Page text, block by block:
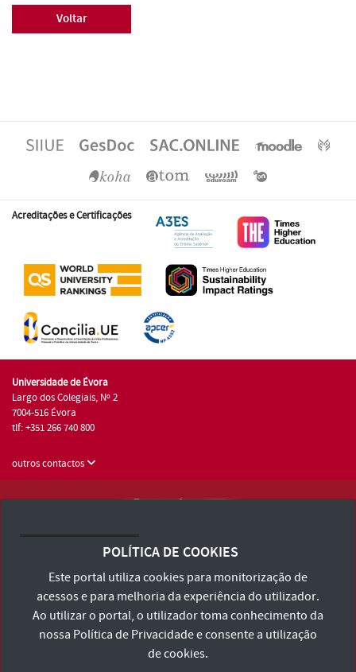
Voltar
Acreditações e Certificações
Universidade de Évora
Largo dos Colegiais, Nº 2
7004-516 Évora
tlf: +351 266 740 800
outros contactos
Consulte os Termos e Condições e Política de Privacidade
Declaração de Acessibilidade
POLÍTICA DE COOKIES
Este portal utiliza cookies para monitorização de
acessos e para melhoria da experiência do utilizador.
Ao utilizar o portal, o utilizador toma conhecimento da
nossa Política de Privacidadee consente a utilização
de cookies.